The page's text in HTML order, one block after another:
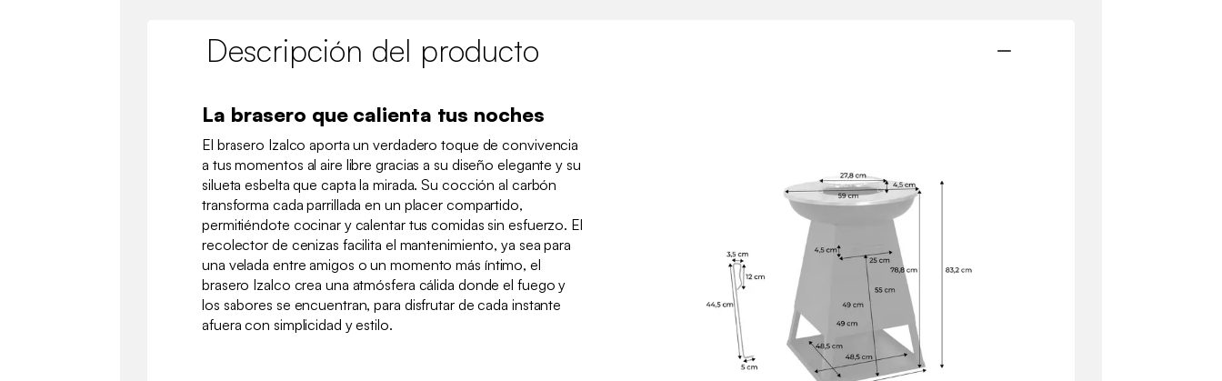
Descripción del producto
La brasero que calienta tus noches
El brasero Izalco aporta un verdadero toque de convivencia
a tus momentos al aire libre gracias a su diseño elegante y su
silueta esbelta que capta la mirada. Su cocción al carbón
transforma cada parrillada en un placer compartido,
permitiéndote cocinar y calentar tus comidas sin esfuerzo. El
recolector de cenizas facilita el mantenimiento, ya sea para
una velada entre amigos o un momento más íntimo, el
brasero Izalco crea una atmósfera cálida donde el fuego y
los sabores se encuentran, para disfrutar de cada instante
afuera con simplicidad y estilo.